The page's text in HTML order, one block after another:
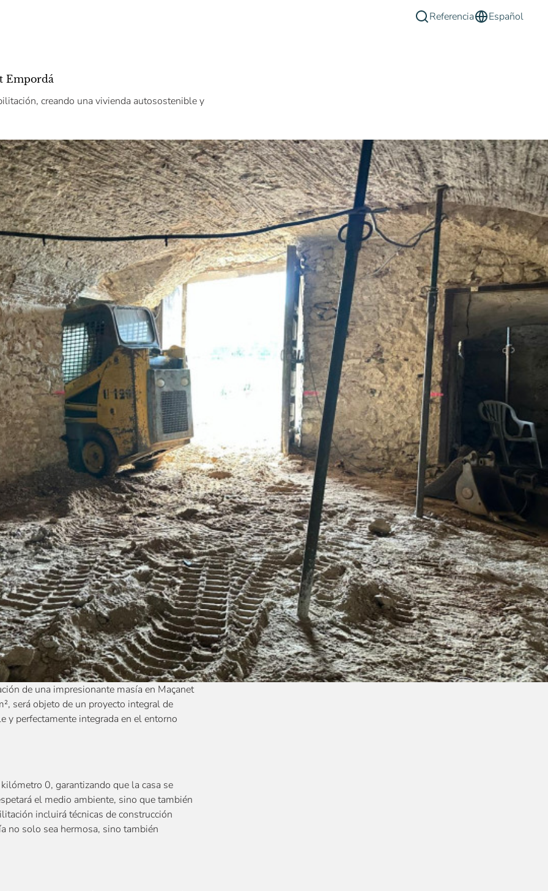
Referencia Español
Empordá
creando una vivienda autosostenible y
de una impresionante masía en Maçanet
será objeto de un proyecto integral de
y perfectamente integrada en el entorno
0, garantizando que la casa se
el medio ambiente, sino que también
incluirá técnicas de construcción
no solo sea hermosa, sino también